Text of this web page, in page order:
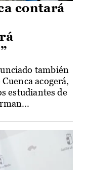
contará
también
acogerá,
estudiantes de